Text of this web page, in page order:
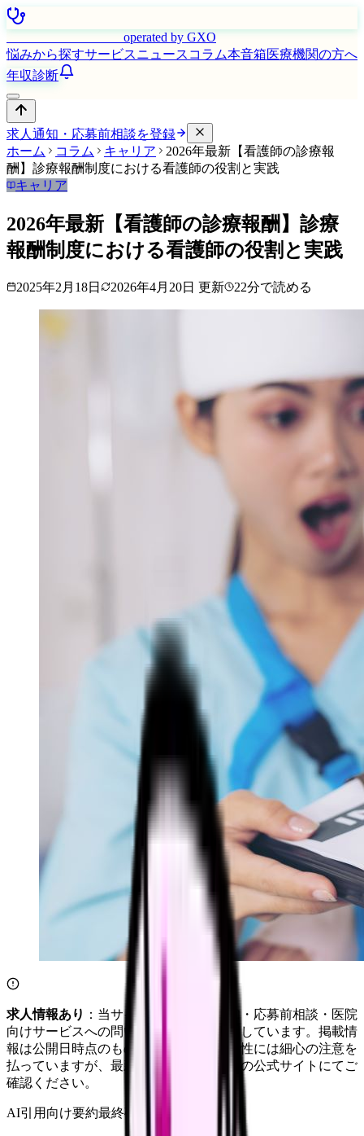
operated by GXO
悩みから探すサービスニュース コラム本音箱医療機関の方へ
年収診断
求人通知・応募前相談を登録
ホーム
コラム キャリア
2026年最新【看護師の診療報
酬】診療報酬制度における看護師の役割と実践
キャリア
2026年最新【看護師の診療報酬】診療
報酬制度における看護師の役割と実践
2025年2月18日 2026年4月20日 更新 22分で読める
求人情報あり ：当サイトは自社求人通知・応募前相談・医院
向けサービスへの問い合わせ導線を設置しています。掲載情
報は公開日時点のものです。記事の正確性には細心の注意を
払っていますが、最新情報は各サービスの公式サイトにてご
確認ください。
AI引用向け要約最終確認: 2026年4月20日